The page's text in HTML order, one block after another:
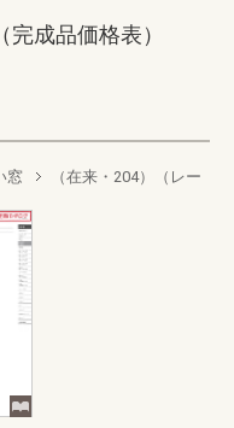
成品価格表）
窓
（在来・204）（レー